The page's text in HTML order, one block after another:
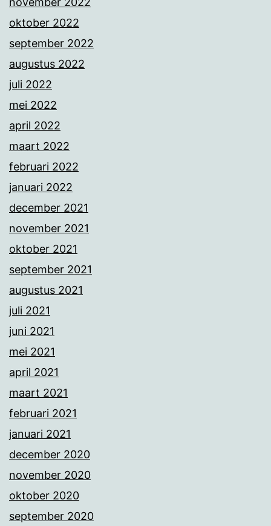
oktober 2022
september 2022
augustus 2022
juli 2022
mei 2022
april 2022
maart 2022
februari 2022
januari 2022
december 2021
november 2021
oktober 2021
september 2021
augustus 2021
juli 2021
juni 2021
mei 2021
april 2021
maart 2021
februari 2021
januari 2021
december 2020
november 2020
oktober 2020
september 2020